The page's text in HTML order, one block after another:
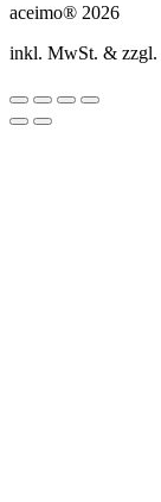
aceimo® 2026
inkl. MwSt. & zzgl.